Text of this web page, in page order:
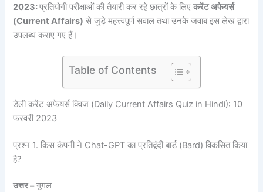
2023:प्रतियोगी परीक्षाओं की तैयारी कर रहे छात्रों के लिएकरेंट अफेयर्स
(Current Affairs) से जुड़े महत्त्वपूर्ण सवाल तथा उनके जवाब इस लेख द्वारा
उपलब्ध कराए गए हैं।
Table of Contents
डेली करेंट अफेयर्स क्विज (Daily Current Affairs Quiz in Hindi): 10
फरवरी 2023
प्रश्न 1. किस कंपनी ने Chat-GPT का प्रतिद्वंदी बार्ड (Bard) विकसित किया
है?
उत्तर –गूगल